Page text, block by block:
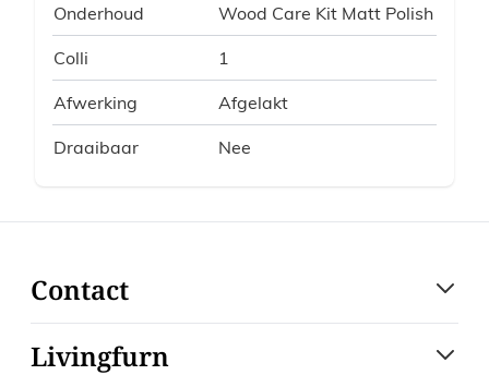
Onderhoud Wood Care Kit Matt Polish
Colli 1
Afwerking Afgelakt
Draaibaar Nee
Contact
Livingfurn